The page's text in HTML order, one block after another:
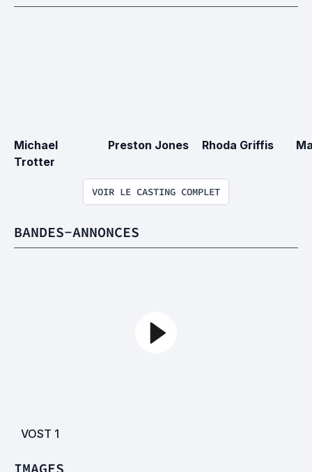
Michael
Trotter
Preston Jones Rhoda Griffis
VOIR LE CASTING COMPLET
BANDES-ANNONCES
VOST 1
IMAGES